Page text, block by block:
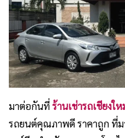
มาต่อกันที่ร้านเช่ารถเชียงใ
รถยนต์คุณภาพดี ราคาถูก ที่ม